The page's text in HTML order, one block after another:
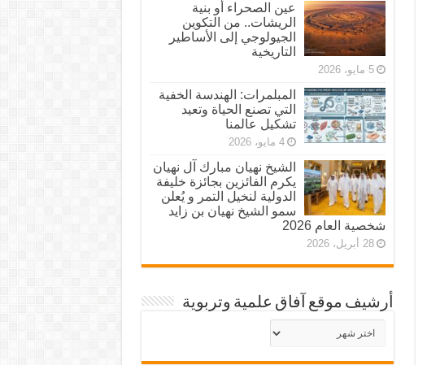
عين الصحراء أو بنية
الريشات.. من التكوين
الجيولوجي إلى الأساطير
التاريخية
5 مايو، 2026
المبلمرات: الهندسة الخفية
التي تصنع الحياة وتعيد
تشكيل عالمنا
4 مايو، 2026
الشيخ نهيان مبارك آل نهيان
يكرم الفائزين بجائزة خليفة
الدولية لنخيل التمر و يُعلن
سمو الشيخ نهيان بن زايد
شخصية العام 2026
28 أبريل، 2026
أرشيف موقع آفاق علمية وتربوية
أرشيف
موقع